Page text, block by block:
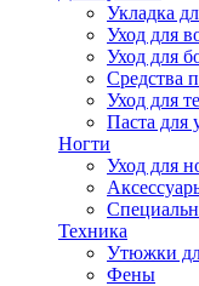
Укладка
Уход для
Уход для
Средства
Уход для
Паста для
Ногти
Уход для
Техника
Утюжки
Фены